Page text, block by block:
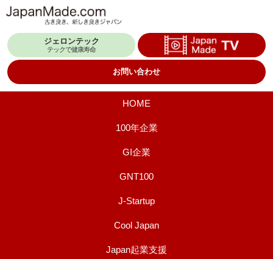
テ
ジェロンテック
テックで健康寿命
お問い合わせ
HOME
100年企業
GI企業
GNT100
J-Startup
Cool Japan
Japan起業支援